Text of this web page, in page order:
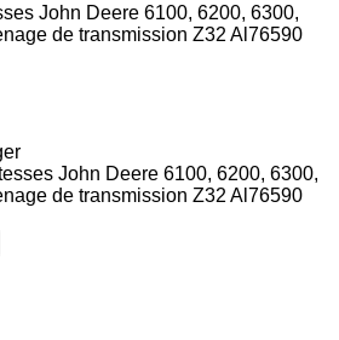
John Deere 6100, 6200, 6300,
de transmission Z32 Al76590